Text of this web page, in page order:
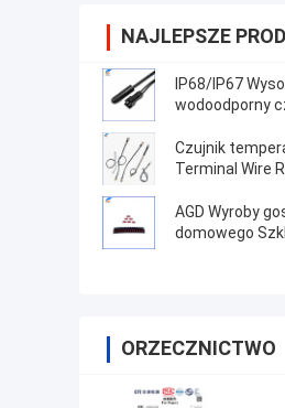
NAJLEPSZE
IP68/IP67
wodoodporny
precyzją sondy
Czujnik
Terminal Wire
termistor
AGD Wyroby
domowego
ORZECZNICTWO